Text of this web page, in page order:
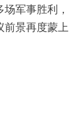
军事胜利，
前景再度蒙上